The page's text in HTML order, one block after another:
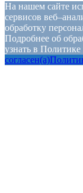
На нашем сайте
сервисов
обработку
Подробнее об
узнать в
согласен(а)